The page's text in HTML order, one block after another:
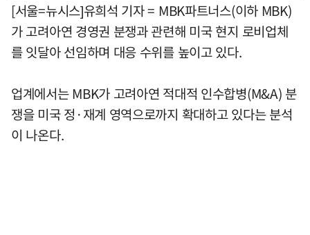
[서울=뉴시스]유희석 기자 = MBK파트너스(이하 MBK)
가 고려아연 경영권 분쟁과 관련해 미국 현지 로비업체
를 잇달아 선임하며 대응 수위를 높이고 있다.
업계에서는 MBK가 고려아연 적대적 인수합병(M&A) 분
쟁을 미국 정·재계 영역으로까지 확대하고 있다는 분석
이 나온다.